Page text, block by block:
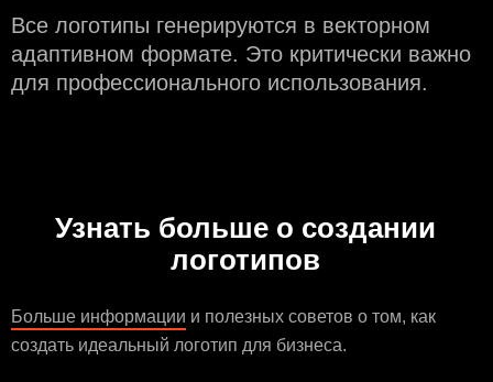
Все логотипы генерируются в векторном
адаптивном формате. Это критически важно
для профессионального использования.
Узнать больше о создании
логотипов
Больше информации и полезных советов о том, как
создать идеальный логотип для бизнеса.